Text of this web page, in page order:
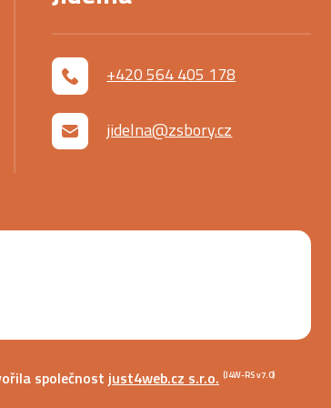
+420 564 405 178
jidelna@zsbory.cz
společnost just4web.cz s.r.o. (J4W-RS v7.0)